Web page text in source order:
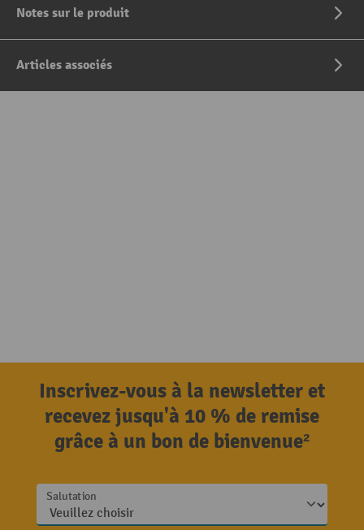
Notes sur le produit
Articles associés
Inscrivez-vous à la newsletter et
recevez jusqu'à 10 % de remise
grâce à un bon de bienvenue²
Salutation